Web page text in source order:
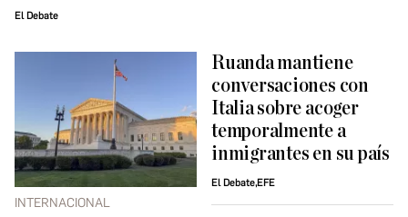
El Debate
INTERNACIONAL
Ruanda mantiene
conversaciones con
Italia sobre acoger
temporalmente a
inmigrantes en su país
El Debate,EFE